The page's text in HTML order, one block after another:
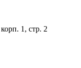
1, стр. 2